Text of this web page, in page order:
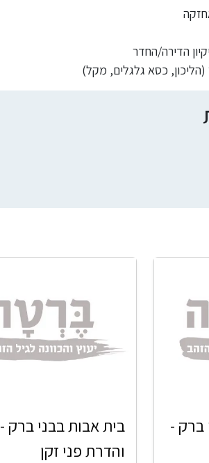
הדירה/החדר
(הליכון, כסא גלגלים, מקל)
ברק -
בית אבות בבני ברק -
והדרת פני זקן